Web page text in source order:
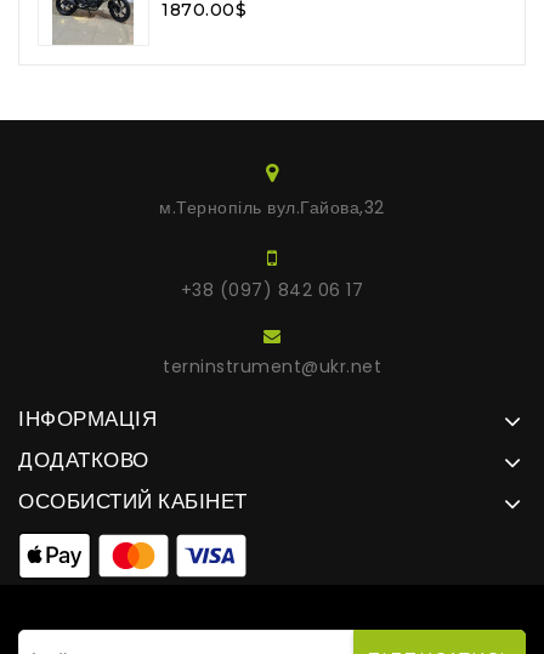
1870.00$
м.Тернопіль вул.Гайова,32
+38 (097) 842 06 17
terninstrument@ukr.net
ІНФОРМАЦІЯ
ДОДАТКОВО
ОСОБИСТИЙ КАБІНЕТ